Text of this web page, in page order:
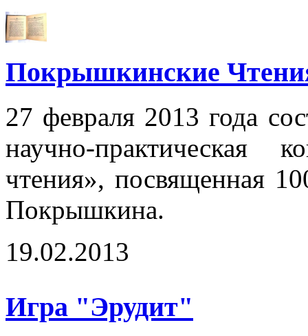
Покрышкинские
27 февраля 2013 года
научно-практическая
чтения», посвященная
Покрышкина.
19.02.2013
Игра "Эрудит"